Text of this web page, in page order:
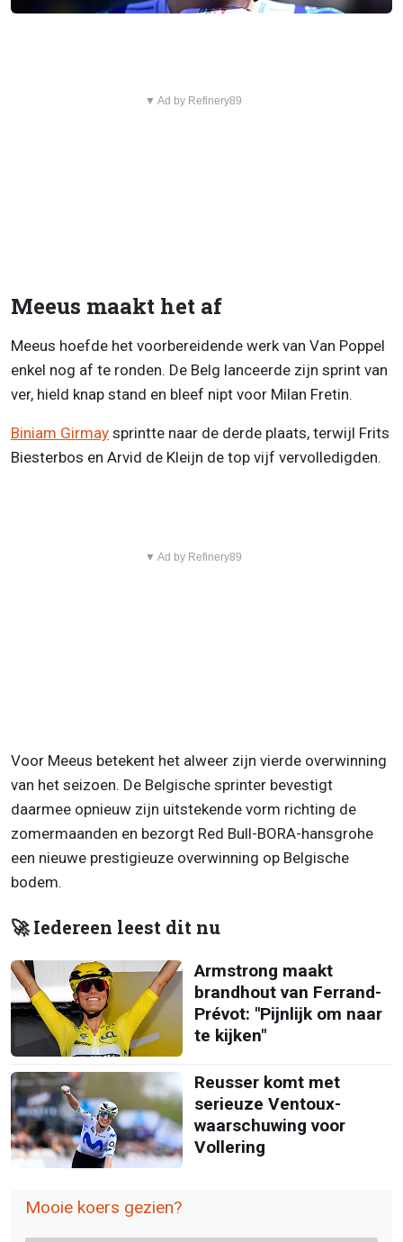
▼ Ad by Refinery89
Meeus maakt het af
Meeus hoefde het voorbereidende werk van Van Poppel
enkel nog af te ronden. De Belg lanceerde zijn sprint van
ver, hield knap stand en bleef nipt voor Milan Fretin.
Biniam Girmay sprintte naar de derde plaats, terwijl Frits
Biesterbos en Arvid de Kleijn de top vijf vervolledigden.
▼ Ad by Refinery89
Voor Meeus betekent het alweer zijn vierde overwinning
van het seizoen. De Belgische sprinter bevestigt
daarmee opnieuw zijn uitstekende vorm richting de
zomermaanden en bezorgt Red Bull-BORA-hansgrohe
een nieuwe prestigieuze overwinning op Belgische
bodem.
🚀 Iedereen leest dit nu
Armstrong maakt
brandhout van Ferrand-
Prévot: "Pijnlijk om naar
te kijken"
Reusser komt met
serieuze Ventoux-
waarschuwing voor
Vollering
Mooie koers gezien?